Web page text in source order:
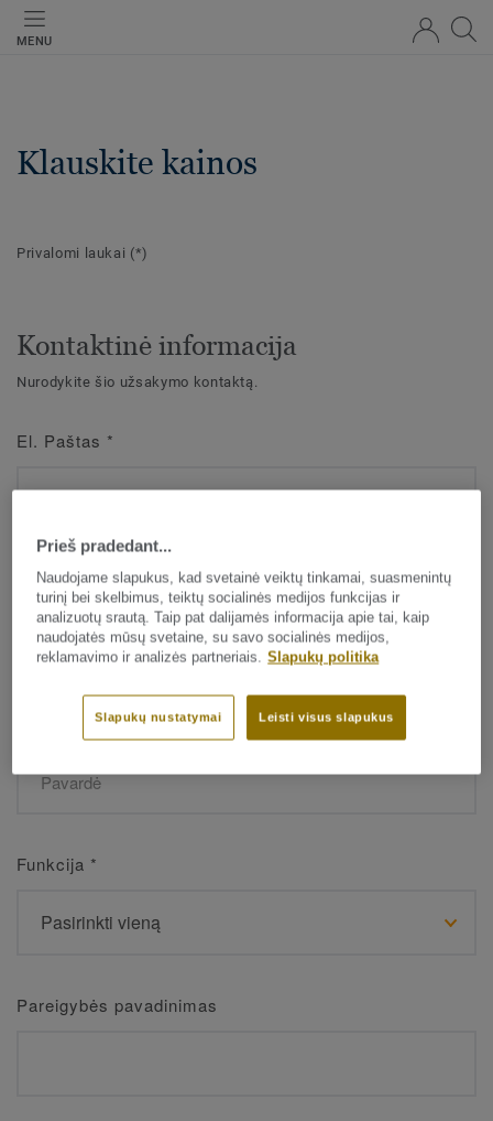
MENU
Klauskite kainos
Privalomi laukai (*)
Kontaktinė informacija
Nurodykite šio užsakymo kontaktą.
El. Paštas *
Vardas*
*
Funkcija *
Pareigybės pavadinimas
Prieš pradedant...
Naudojame slapukus, kad svetainė veiktų tinkamai, suasmenintų
turinį bei skelbimus, teiktų socialinės medijos funkcijas ir
analizuotų srautą. Taip pat dalijamės informacija apie tai, kaip
naudojatės mūsų svetaine, su savo socialinės medijos,
reklamavimo ir analizės partneriais. Slapukų politika
Leisti visus slapukus
Slapukų nustatymai